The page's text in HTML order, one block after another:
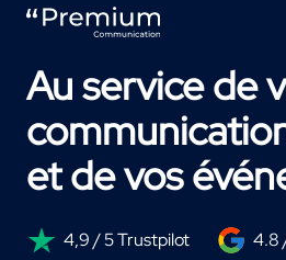
Au service de
et de vos
4,9 / 5 Trustpilot 4.8